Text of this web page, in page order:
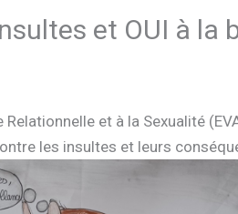
et OUI à la
et à la Sexualité
les insultes et leurs